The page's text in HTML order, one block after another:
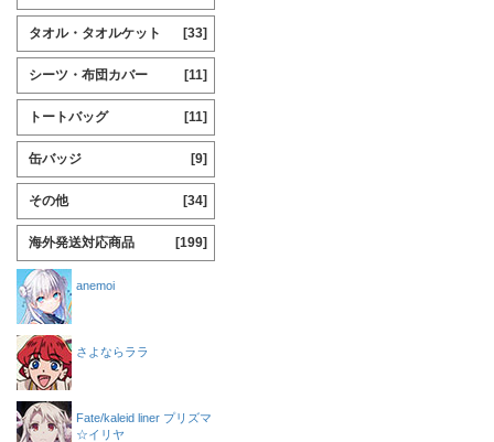
タオル・タオルケット [33]
シーツ・布団カバー [11]
トートバッグ [11]
缶バッジ [9]
その他 [34]
海外発送対応商品 [199]
anemoi
さよならララ
Fate/kaleid liner プリズマ
☆イリヤ